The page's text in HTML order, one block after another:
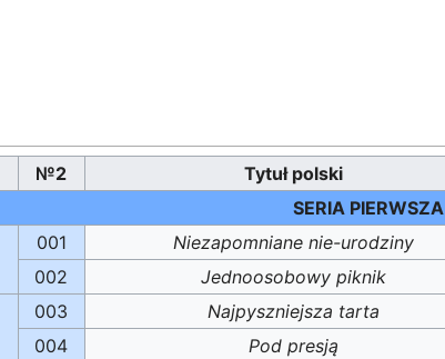
№2 Tytuł polski
SERIA PIERWSZA
001 Niezapomniane nie-urodziny
002 Jednoosobowy piknik
003 Najpyszniejsza tarta
004 Pod presją